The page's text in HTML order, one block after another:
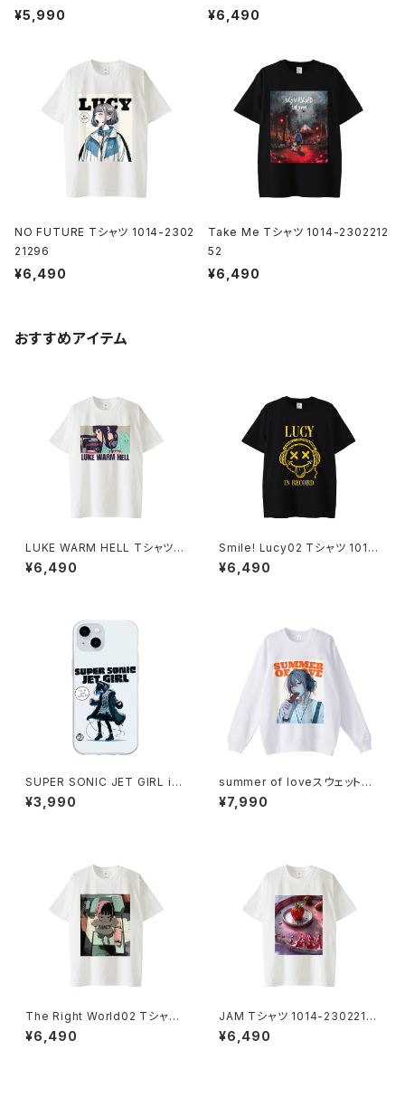
¥5,990 ¥6,490
NO FUTURE Tシャツ 1014-2302
21296
¥6,490
Take Me Tシャツ 1014-2302212
52
¥6,490
おすすめアイテム
LUKE WARM HELL Tシャツ 1
014-230221341
¥6,490
Smile! Lucy02 Tシャツ 1014
-230221297
¥6,490
SUPER SONIC JET GIRL iP
honeケース 1020-24112609
9
¥3,990
summer of loveスウェットシ
ャツ_bitter memory 1014-2
30221166
¥7,990
The Right World02 Tシャツ
1014-230221352
¥6,490
JAM Tシャツ 1014-2302212
25
¥6,490